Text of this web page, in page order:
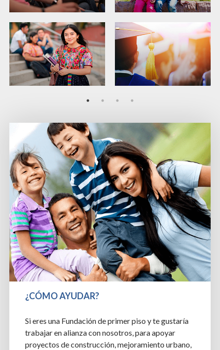
¿CÓMO AYUDAR?
Si eres una Fundación de primer piso y te gustaría
trabajar en alianza con nosotros, para apoyar
proyectos de construcción, mejoramiento urbano,